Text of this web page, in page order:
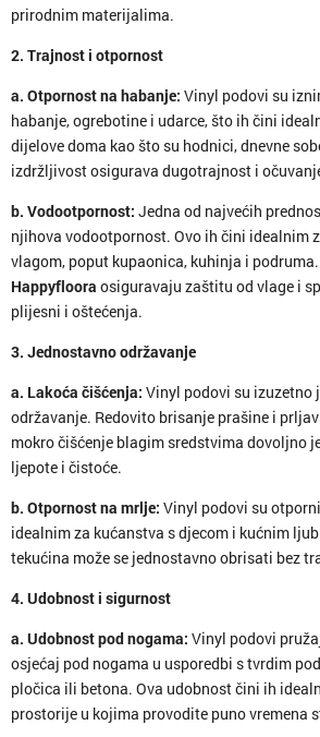
prirodnim materijalima.
2. Trajnost i otpornost
a. Otpornost na habanje: Vinyl podovi su
habanje, ogrebotine i udarce, što ih čini
dijelove doma kao što su hodnici, dnevne
izdržljivost osigurava dugotrajnost i
b. Vodootpornost: Jedna od najvećih
njihova vodootpornost. Ovo ih čini idealnim
vlagom, poput kupaonica, kuhinja i
Happyfloora osiguravaju zaštitu od vlage i
plijesni i oštećenja.
3. Jednostavno održavanje
a. Lakoća čišćenja: Vinyl podovi su izuzetno
održavanje. Redovito brisanje prašine i
mokro čišćenje blagim sredstvima dovoljno
ljepote i čistoće.
b. Otpornost na mrlje: Vinyl podovi su
idealnim za kućanstva s djecom i kućnim
tekućina može se jednostavno obrisati bez
4. Udobnost i sigurnost
a. Udobnost pod nogama: Vinyl podovi
osjećaj pod nogama u usporedbi s tvrdim
pločica ili betona. Ova udobnost čini ih
prostorije u kojima provodite puno vremena